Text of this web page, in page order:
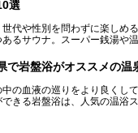
画の舞台となった広島県呉
選
世代や性別を問わずに楽しめ
あるサウナ。スーパー銭湯や
身体の内部を温めて発汗を促
はもちろん、代謝が高まり健
れます。今回はそんなサウナ
メ温泉・銭湯・スパ10ヶ所
で岩盤浴がオススメの温
中の血液の巡りをより良くし
できる岩盤浴は、人気の温浴